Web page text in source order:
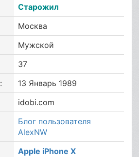
Старожил
Москва
Мужской
37
13 Январь 1989
idobi.com
Блог пользователя
AlexNW
Apple iPhone X